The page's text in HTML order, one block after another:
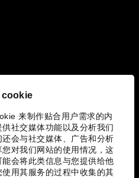
cookie
来制作贴合用户需求的内
社交媒体功能以及分析我们
还会与社交媒体、广告和分析
对我们网站的使用情况，这
会将此类信息与您提供给他
用其服务的过程中收集的其